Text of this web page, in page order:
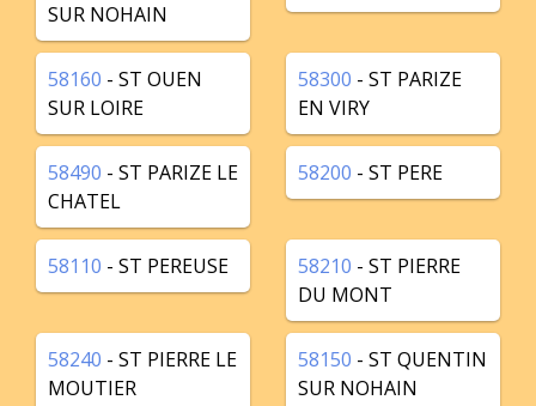
SUR NOHAIN
58160 - ST OUEN
SUR LOIRE
58300 - ST PARIZE
EN VIRY
58490 - ST PARIZE LE
CHATEL
58200 - ST PERE
58110 - ST PEREUSE 58210 - ST PIERRE
DU MONT
58240 - ST PIERRE LE
MOUTIER
58150 - ST QUENTIN
SUR NOHAIN